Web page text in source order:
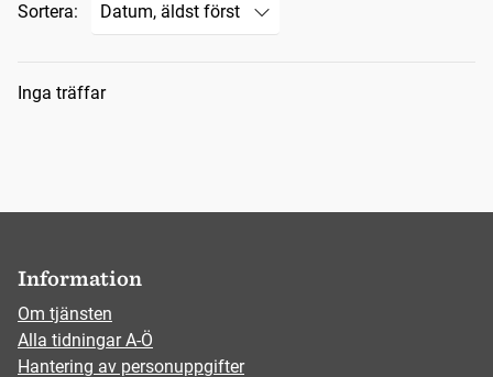
Sortera:
Sökresultat
Inga träffar
Information
Om tjänsten
Alla tidningar A-Ö
Hantering av personuppgifter